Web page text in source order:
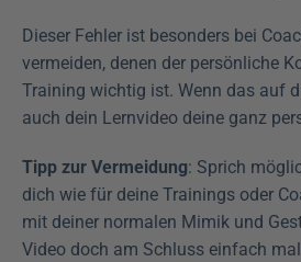
Dieser Fehler ist besonders bei
vermeiden, denen der persönliche
Training wichtig ist. Wenn das auf
auch dein Lernvideo deine ganz
Tipp zur Vermeidung: Sprich
dich wie für deine Trainings oder
mit deiner normalen Mimik und
Video doch am Schluss einfach